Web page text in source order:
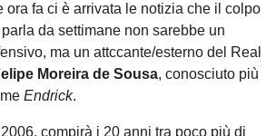
ora fa ci è arrivata le notizia che il colpo
da settimane non sarebbe un
ma un attccante/esterno del Real
Moreira de Sousa, conosciuto più
Endrick.
compirà i 20 anni tra poco più di